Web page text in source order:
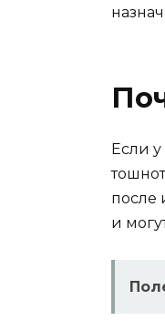
Если
после
и